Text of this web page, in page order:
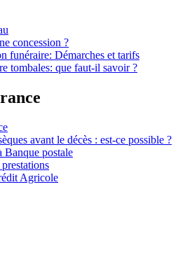
concession ?
funéraire: Démarches et tarifs
tombales: que faut-il savoir ?
avant le décès : est-ce possible ?
Banque postale
Agricole